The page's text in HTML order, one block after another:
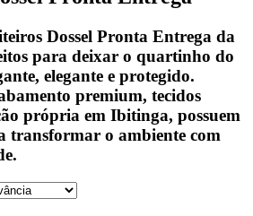
Dossel Pronta Entrega da
para deixar o quartinho do
elegante e protegido.
premium, tecidos
própria em Ibitinga, possuem
transformar o ambiente com